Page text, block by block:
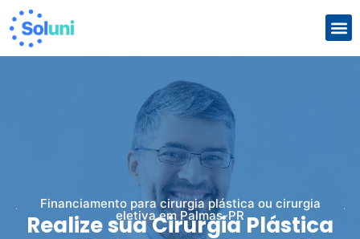
Financiamento para cirurgia plástica ou cirurgia
eletiva em Palmas-PR
Realize sua Cirurgia Plástica